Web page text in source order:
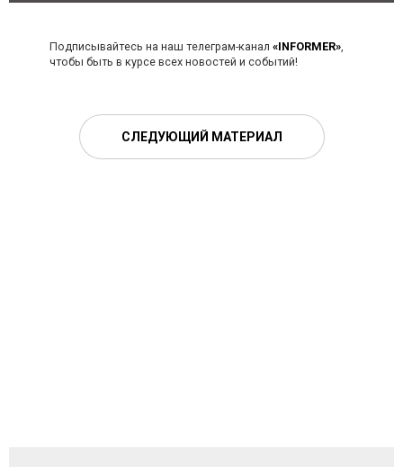
Подписывайтесь на наш телеграм-канал «INFORMER»,
чтобы быть в курсе всех новостей и событий!
СЛЕДУЮЩИЙ МАТЕРИАЛ